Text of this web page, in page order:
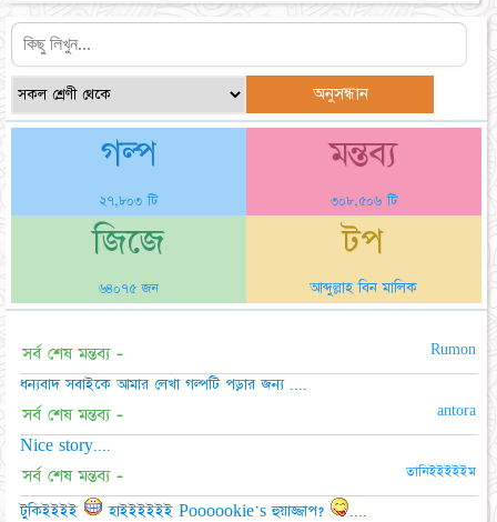
গল্প
২৭,৮০৩ টি
মন্তব্য
৩০৮,৫০৬ টি
জিজে
৬৪০৭৫ জন
টপ
আব্দুল্লাহ বিন মালিক
সর্ব শেষ মন্তব্য - Rumon
ধন্যবাদ সবাইকে আমার লেখা গল্পটি পড়ার জন্য ....
সর্ব শেষ মন্তব্য - antora
Nice story....
সর্ব শেষ মন্তব্য - তানিইইইইইম
টুকিইইইই হাইইইইইই Poooookie's হুয়াজ্জাপ? ....